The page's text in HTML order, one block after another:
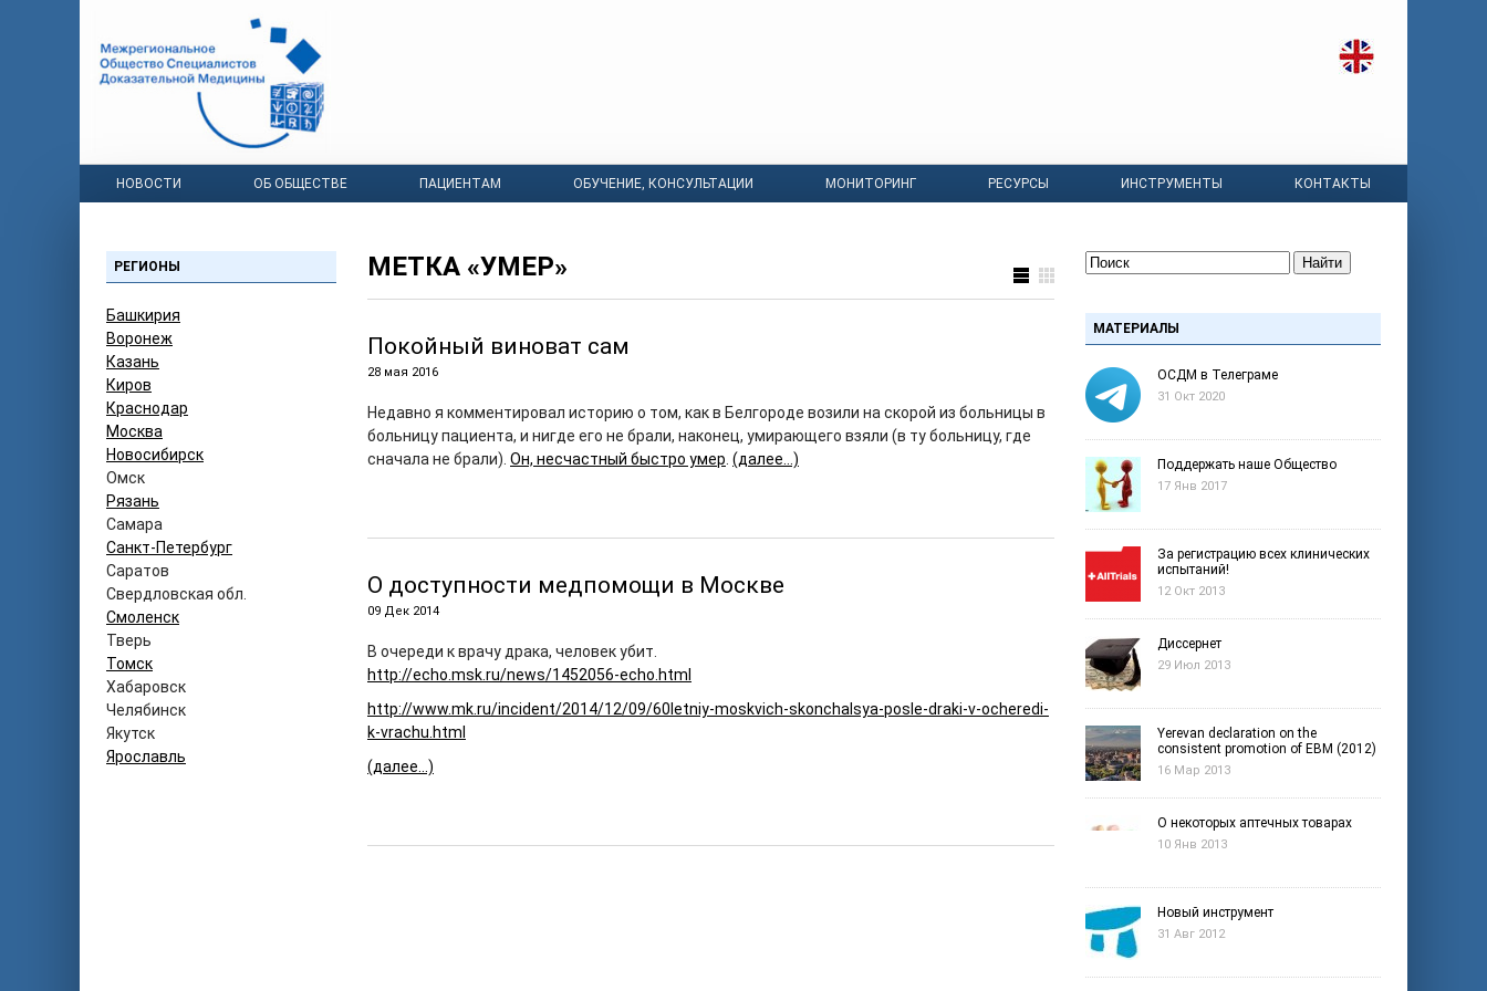
НОВОСТИ ОБ ОБЩЕСТВЕ ПАЦИЕНТАМ ОБУЧЕНИЕ, КОНСУЛЬТАЦИИ МОНИТОРИНГ РЕСУРСЫ ИНСТРУМЕНТЫ КОНТАКТЫ
РЕГИОНЫ
Башкирия
Воронеж
Казань
Киров
Краснодар
Москва
Новосибирск
Омск
Рязань
Самара
Санкт-Петербург
Саратов
Свердловская обл.
Смоленск
Тверь
Томск
Хабаровск
Челябинск
Якутск
Ярославль
МЕТКА «УМЕР»
Покойный виноват сам
28 мая 2016
Недавно я комментировал историю о том, как в Белгороде возили на скорой из больницы в
больницу пациента, и нигде его не брали, наконец, умирающего взяли (в ту больницу, где
сначала не брали). Он, несчастный быстро умер (далее…)
О доступности медпомощи в Москве
09 Дек 2014
В очереди к врачу драка, человек убит.
http://echo.msk.ru/news/1452056-echo.html
http://www.mk.ru/incident/2014/12/09/60letniy-moskvich-skonchalsya-posle-draki-v-ocheredi-
k-vrachu.html
(далее…)
Найти
МАТЕРИАЛЫ
ОСДМ в Телеграме
31 Окт 2020
Поддержать наше Общество
17 Янв 2017
За регистрацию всех клинических
испытаний!
12 Окт 2013
Диссернет
29 Июл 2013
Yerevan declaration on the
consistent promotion of EBM (2012)
16 Мар 2013
О некоторых аптечных товарах
10 Янв 2013
Новый инструмент
31 Авг 2012